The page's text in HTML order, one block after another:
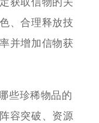
、合理释放技
并增加信物获
些珍稀物品的
容突破、资源